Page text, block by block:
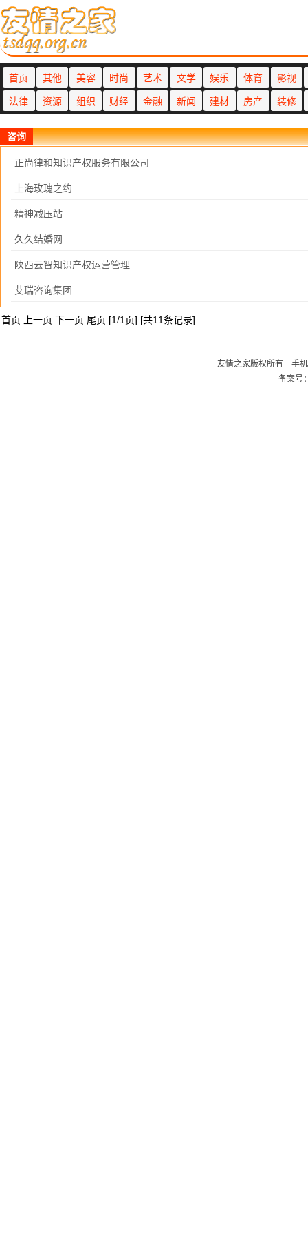
首页 其他 美容 时尚 艺术 文学 娱乐 体育 影视
法律 资源 组织 财经 金融 新闻 建材 房产 装修
咨询
正尚律和知识产权服务有限公司
上海玫瑰之约
精神减压站
久久结婚网
陕西云智知识产权运营管理
艾瑞咨询集团
首页 上一页 下一页 尾页 [1/1页] [共11条记录]
友情之家版权所有 手
备案号